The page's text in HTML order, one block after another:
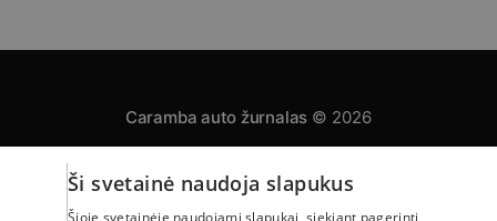
stebimas nuoseklus pirmą kartą Lietuvoje
Caramba auto žurnalas © 2026
Privatumo politika Automobilų skelbimai
Ši svetainė naudoja slapukus
Šioje svetainėje naudojami slapukai, siekiant pagerinti